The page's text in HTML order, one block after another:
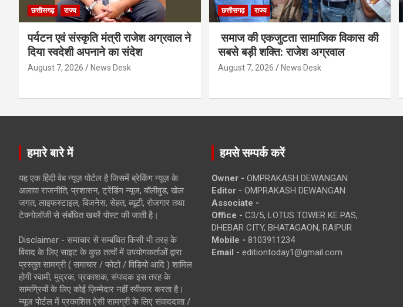
छत्तीसगढ़ राज्य
पर्यटन एवं संस्कृति मंत्री राजेश अग्रवाल ने
दिया स्वदेशी अपनाने का संदेश
August 7, 2026 News Desk
छत्तीसगढ़ राज्य
समाज की एकजुटता सामाजिक विकास की
सबसे बड़ी शक्ति: राजेश अग्रवाल
August 7, 2026 News Desk
हमारे बारे में
यह एक हिंदी वेब न्यूज़ पोर्टल है जिसमें ब्रेकिंग न्यूज़ के
अलावा राजनीति, प्रशासन, ट्रेंडिंग न्यूज, बॉलीवुड, खेल
जगत, लाइफस्टाइल, बिजनेस, सेहत, ब्यूटी, रोजगार तथा
टेक्नोलॉजी से संबंधित खबरें पोस्ट की जाती है।
Disclaimer - समाचार से सम्बंधित किसी भी तरह के
विवाद के लिए साइट के कुछ तत्वों में उपयोगकर्ताओं द्वारा
प्रस्तुत सामग्री ( समाचार / फोटो / विडियो आदि ) शामिल
होगी स्वामी, मुद्रक, प्रकाशक, संपादक इस तरह के
सामग्रियों के लिए कोई ज़िम्मेदार नहीं स्वीकार करता है।
न्यूज़ पोर्टल में प्रकाशित ऐसी सामग्री के लिए संवाददाता /
हमसे सम्पर्क करें
Owner - OMPRAKASH DEWANGAN
Editor - OMPRAKASH DEWANGAN
Associate -
Office - C3/5, LOTUS TOWER KE PAS,
DHEBAR CITY, BHATAGAON, RAIPUR
Mobile - 8103911234
Email - editiontoday1@gmail.com